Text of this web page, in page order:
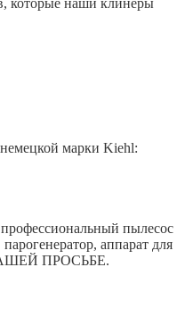
которые наши клинеры
марки Kiehl:
пылесос
аппарат для
ПРОСЬБЕ.